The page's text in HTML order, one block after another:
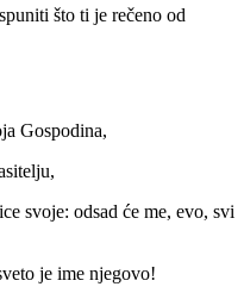
što ti je rečeno od
Gospodina,
svoje: odsad će me, evo, svi
je ime njegovo!